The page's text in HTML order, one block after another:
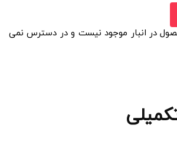
در انبار موجود نیست و در دسترس نمی